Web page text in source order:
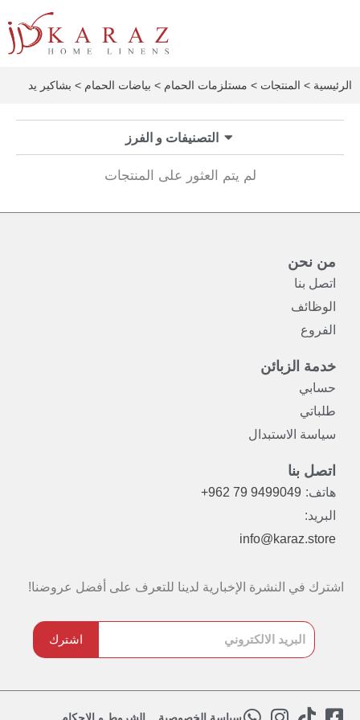
الرئيسية > المنتجات > مستلزمات الحمام > بياضات الحمام > بشاكير يد
التصنيفات و الفرز
لم يتم العثور على المنتجات
من نحن
اتصل بنا
الوظائف
الفروع
خدمة الزبائن
حسابي
طلباتي
سياسة الاستبدال
اتصل بنا
هاتف: +962 79 9499049
البريد:
info@karaz.store
اشترك في النشرة الإخبارية لدينا للتعرف على أفضل عروضنا!
اشترك
سياسة الخصوصية الشروط و الاحكام